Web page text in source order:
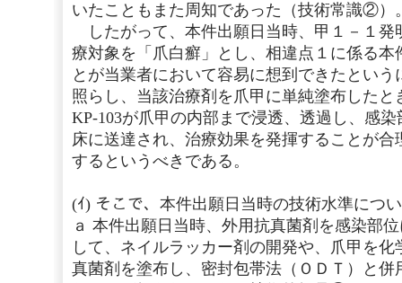
いたこともまた周知であった（技術常識②）
したがって、本件出願日当時、甲１－１発
療対象を「爪白癬」とし、相違点１に係る
とが当業者において容易に想到できたとい
照らし、当該治療剤を爪甲に単純塗布した
KP-103が爪甲の内部まで浸透、透過し、感
床に送達され、治療効果を発揮することが
するというべきである。
(ｲ) そこで、本件出願日当時の技術水準につ
ａ 本件出願日当時、外用抗真菌剤を感染部
して、ネイルラッカー剤の開発や、爪甲を
真菌剤を塗布し、密封包帯法（ＯＤＴ）と